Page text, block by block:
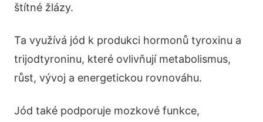
štítné žlázy.
Ta využívá jód k produkci hormonů tyroxinu a
trijodtyroninu, které ovlivňují metabolismus,
růst, vývoj a energetickou rovnováhu.
Jód také podporuje mozkové funkce,